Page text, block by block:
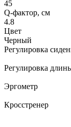
45
Q-фактор, см
4.8
Цвет
Черный
Регулировка
Регулировка
Эргометр
Кросстренер